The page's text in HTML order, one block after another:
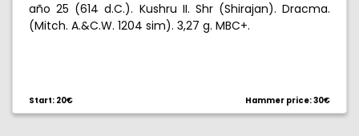
año 25 (614 d.C.). Kushru II. Shr (Shirajan). Dracma.
(Mitch. A.&C.W. 1204 sim). 3,27 g. MBC+.
Start: 20€ Hammer price: 30€